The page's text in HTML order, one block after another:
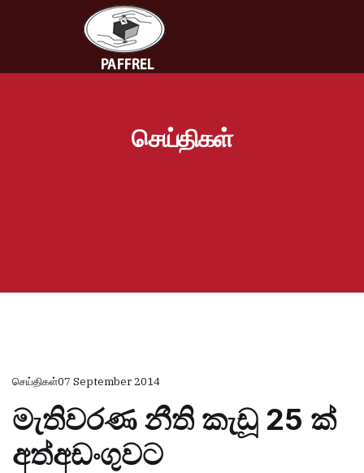
செய்திகள்
செய்திகள்07 September 2014
මැතිවරණ නීති කැඩූ 25 ක්
අත්අඩංගුවට